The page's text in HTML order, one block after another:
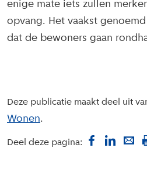
enige mate iets zullen
opvang. Het vaakst
dat de bewoners gaan
Deze publicatie maakt deel uit
Wonen
Deel deze pagina: